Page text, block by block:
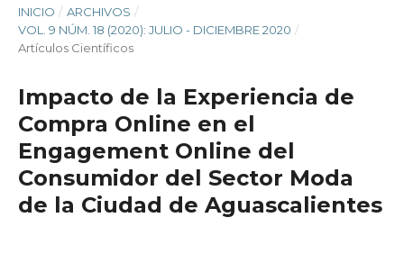
INICIO / ARCHIVOS /
VOL. 9 NÚM. 18 (2020): JULIO - DICIEMBRE 2020 /
Artículos Científicos
Impacto de la Experiencia de
Compra Online en el
Engagement Online del
Consumidor del Sector Moda
de la Ciudad de Aguascalientes